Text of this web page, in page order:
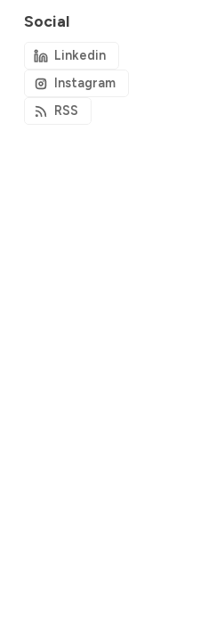
Social
Linkedin
Instagram
RSS